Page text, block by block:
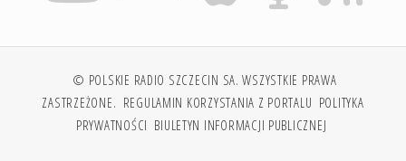
© POLSKIE RADIO SZCZECIN SA. WSZYSTKIE PRAWA
ZASTRZEŻONE. REGULAMIN KORZYSTANIA Z PORTALU POLITYKA
PRYWATNOŚCI BIULETYN INFORMACJI PUBLICZNEJ